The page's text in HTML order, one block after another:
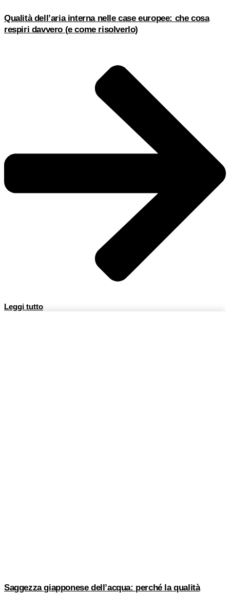
Qualità dell’aria interna nelle case europee: che cosa
respiri davvero (e come risolverlo)
Leggi tutto
Saggezza giapponese dell’acqua: perché la qualità